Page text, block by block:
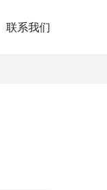
联系我们